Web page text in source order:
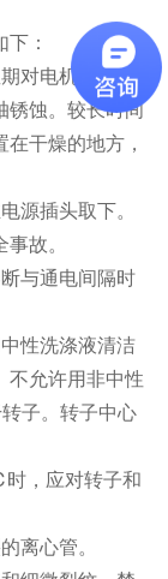
：
对电机主轴的
锈蚀。较长时间
干燥的地方，
源插头取下。
故。
与通电间隔时
性洗涤液清洁
不允许用非中性
子。转子中心
，应对转子和
离心管。